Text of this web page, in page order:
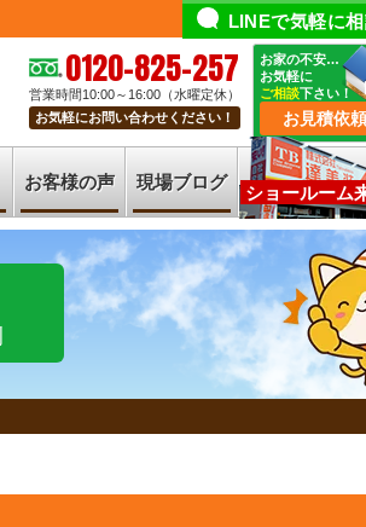
LINEで気軽に
0120-825-257
営業時間10:00～16:00（水曜定休）
お気軽にお問い合わせください！
お家の不安…
お気軽に
ご相談下さい！
お見積依頼
お客様の声 現場ブログ
ショールーム